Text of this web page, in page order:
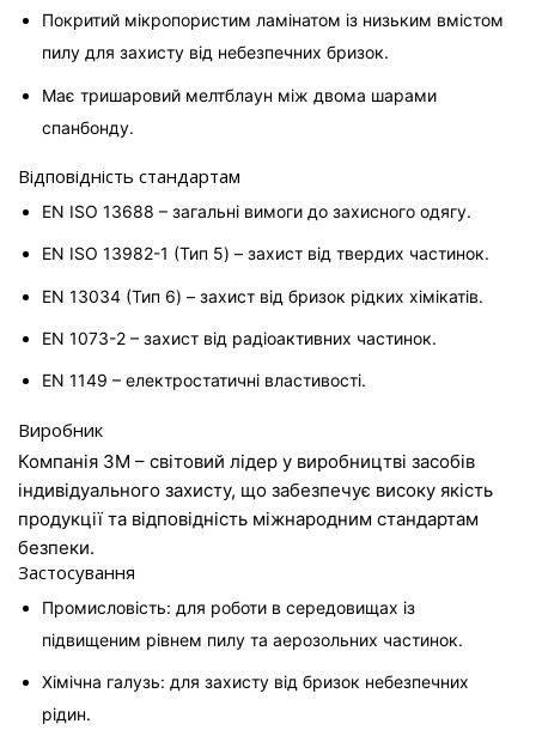
Покритий мікропористим ламінатом із низьким вмістом
пилу для захисту від небезпечних бризок.
Має тришаровий мелтблаун між двома шарами
спанбонду.
Відповідність стандартам
EN ISO 13688 – загальні вимоги до захисного одягу.
EN ISO 13982-1 (Тип 5) – захист від твердих частинок.
EN 13034 (Тип 6) – захист від бризок рідких хімікатів.
EN 1073-2 – захист від радіоактивних частинок.
EN 1149 – електростатичні властивості.
Виробник
Компанія 3M – світовий лідер у виробництві засобів
індивідуального захисту, що забезпечує високу якість
продукції та відповідність міжнародним стандартам
безпеки.
Застосування
Промисловість: для роботи в середовищах із
підвищеним рівнем пилу та аерозольних частинок.
Хімічна галузь: для захисту від бризок небезпечних
рідин.